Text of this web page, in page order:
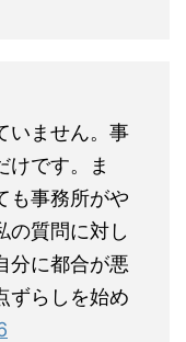
いません。事
けです。ま
も事務所がや
の質問に対し
分に都合が悪
ずらしを始め